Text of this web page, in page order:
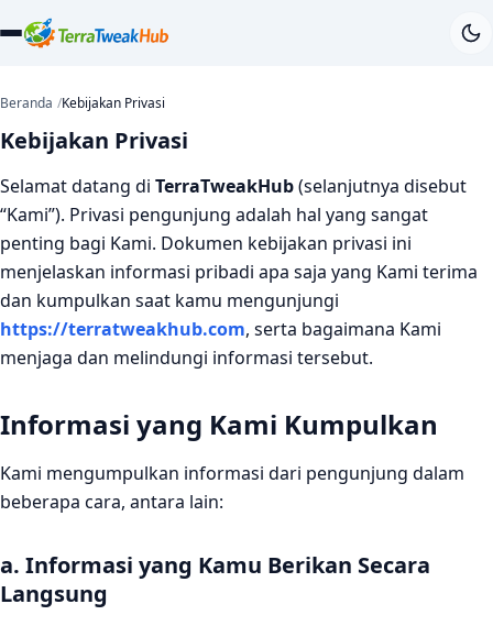
Beranda Kebijakan Privasi
Kebijakan Privasi
Selamat datang di TerraTweakHub(selanjutnya disebut
“Kami”). Privasi pengunjung adalah hal yang sangat
penting bagi Kami. Dokumen kebijakan privasi ini
menjelaskan informasi pribadi apa saja yang Kami terima
dan kumpulkan saat kamu mengunjungi
https://terratweakhub.com, serta bagaimana Kami
menjaga dan melindungi informasi tersebut.
Informasi yang Kami Kumpulkan
Kami mengumpulkan informasi dari pengunjung dalam
beberapa cara, antara lain:
a. Informasi yang Kamu Berikan Secara
Langsung